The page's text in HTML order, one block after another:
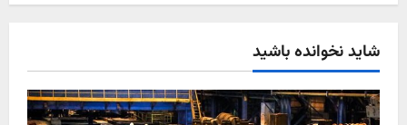
شاید نخوانده باشید